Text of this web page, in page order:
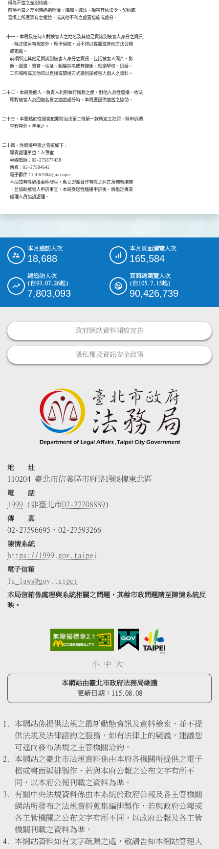
      得為不當之差別待遇。
      前項不當之差別待遇指解僱、降調、減薪、損害其依法令、契約或
      習慣上所應享有之權益，或其他不利之處置措施或處分。
二十一、本局及任何人對被害人之姓名及其他足資識別被害人身分之資訊
        ，除法律另有規定外，應予保密，且不得以媒體或其他方法公開
        或揭露。
        前項所定其他足資識別被害人身分之資訊，包括被害人照片、影
        像、圖畫、聲音、住址、親屬姓名或其關係、就讀學校、班級、
        工作場所或其他得以直接或間接方式識別該被害人個人之資料。
二十二、本局受僱人、負責人利用執行職務之便，對他人為性騷擾，依法
        應對被害人為回復名譽之適當處分時，本局應提供適當之協助。
二十三、本要點於性侵害犯罪防治法第二條第一款所定之犯罪，除申訴調
        查程序外，準用之。
二十四、性騷擾申訴之管道如下：
        專責處理單位：人事室
        專線電話：02–275877438
        傳真：02–27584642
        電子郵件：tfd-6700@gov.taipei
        本局知有性騷擾事件發生，應立即派員作有效之糾正及補救措施
        ，並協助被害人申訴事宜，本局受理性騷擾申訴後，將指定專責
        處理人員協調處理。
::: 本月造訪人次
18,688
本月頁面瀏覽人次
165,584
總造訪人次
(自93.07.26起)
7,803,093
頁面總瀏覽人次
(自105.7.15起)
90,426,739
政府網站資料開放宣告
隱私權及資訊安全政策
地 址
110204 臺北市信義區市府路1號8樓東北區
電 話
1999 (非臺北市02-27208889)
傳 真
02-27596695、02-27593266
陳情系統
https://1999.gov.taipei
電子信箱
la_laws@gov.taipei
本局信箱係處理與系統相關之問題，其餘市政問題請至陳情系統反
映。
小 中 大
本網站由臺北市政府法務局維護
更新日期： 115.08.08
本網站係提供法規之最新動態資訊及資料檢索，並不提
供法規及法律諮詢之服務，如有法律上的疑義，建議您
可逕向發布法規之主管機關洽詢。
本網站之臺北市法規資料係由本府各機關所提供之電子
檔或書面編排製作，若與本府公報之公布文字有所不
同，以本府公報刊載之資料為準。
有關中央法規資料係由本系統於政府公報及各主管機關
網站所發布之法規資料蒐集編排製作，若與政府公報或
各主管機關之公布文字有所不同，以政府公報及各主管
機關刊載之資料為準。
本網站資料如有文字疏漏之處，敬請告知本網站管理人